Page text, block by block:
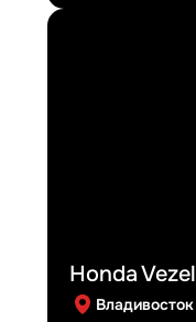
Honda Vezel
Владивосток